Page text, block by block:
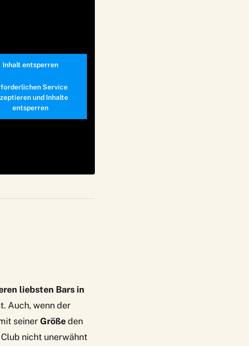
Inhalt entsperren
Service
und Inhalte
entsperren
liebsten Bars in
Auch, wenn der
seinerGrößeden
nicht unerwähnt